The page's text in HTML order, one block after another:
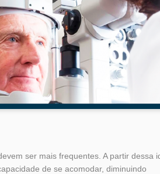
ser mais frequentes. A partir dessa
de se acomodar, diminuindo